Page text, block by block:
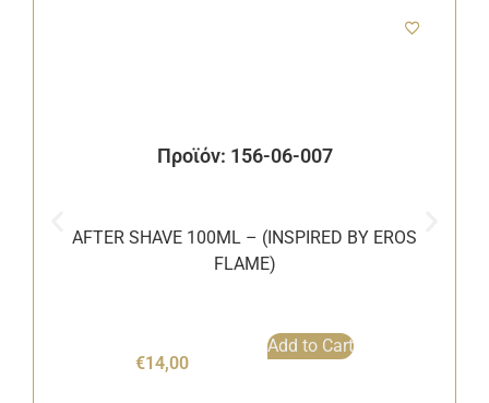
Προϊόν: 156-06-007
AFTER SHAVE 100ML – (INSPIRED BY EROS
FLAME)
€14,00
Add to Cart